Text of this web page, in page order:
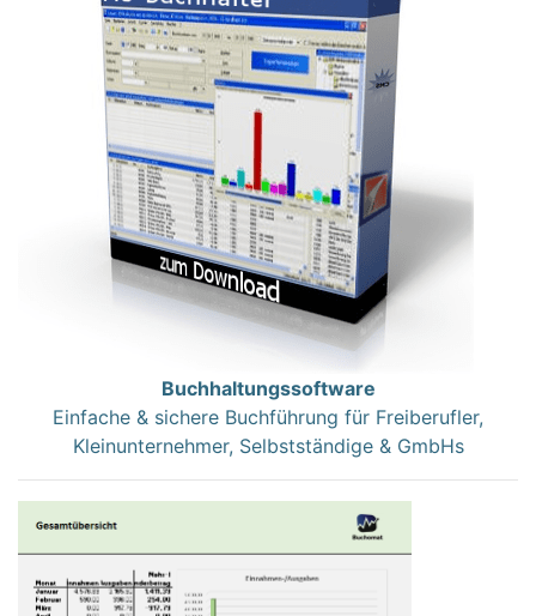
Buchhaltungssoftware
Einfache & sichere Buchführung für Freiberufler,
Kleinunternehmer, Selbstständige & GmbHs